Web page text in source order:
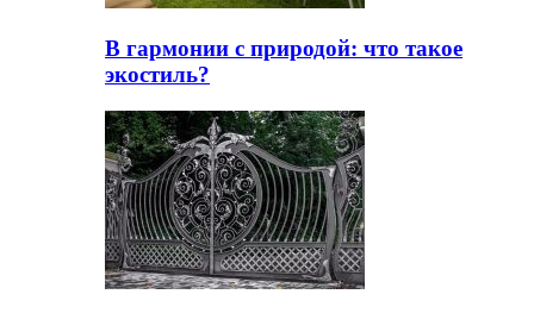
В гармонии с природой: что такое
экостиль?